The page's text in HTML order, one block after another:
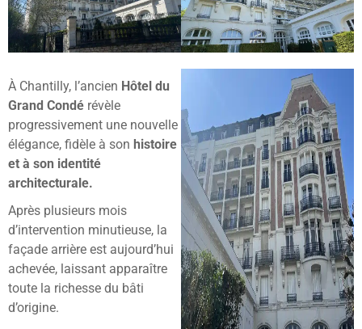
À Chantilly, l’ancien Hôtel du
Grand Condé révèle
progressivement une nouvelle
élégance, fidèle à son histoire
et à son identité
architecturale.
Après plusieurs mois
d’intervention minutieuse, la
façade arrière est aujourd’hui
achevée, laissant apparaître
toute la richesse du bâti
d’origine.